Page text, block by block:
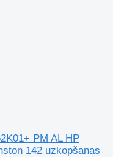
PM AL HP
142 uzkopšanas